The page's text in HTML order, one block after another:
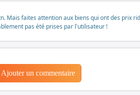
Mais faites attention aux biens qui ont des prix
pas été prises par l'utilisateur !
Ajouter un commentaire